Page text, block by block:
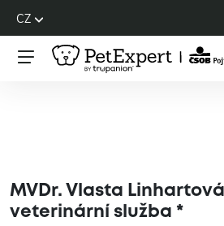
CZ
MVDr. Vlasta
veterinární služba *